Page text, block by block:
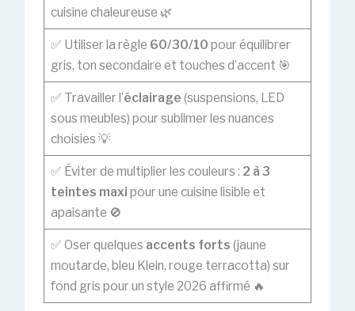
cuisine chaleureuse 🌿
✅ Utiliser la règle 60/30/10 pour équilibrer
gris, ton secondaire et touches d’accent 🎯
✅ Travailler l’éclairage (suspensions, LED
sous meubles) pour sublimer les nuances
choisies 💡
✅ Éviter de multiplier les couleurs : 2 à 3
teintes maxi pour une cuisine lisible et
apaisante 🚫
✅ Oser quelques accents forts (jaune
moutarde, bleu Klein, rouge terracotta) sur
fond gris pour un style 2026 affirmé 🔥